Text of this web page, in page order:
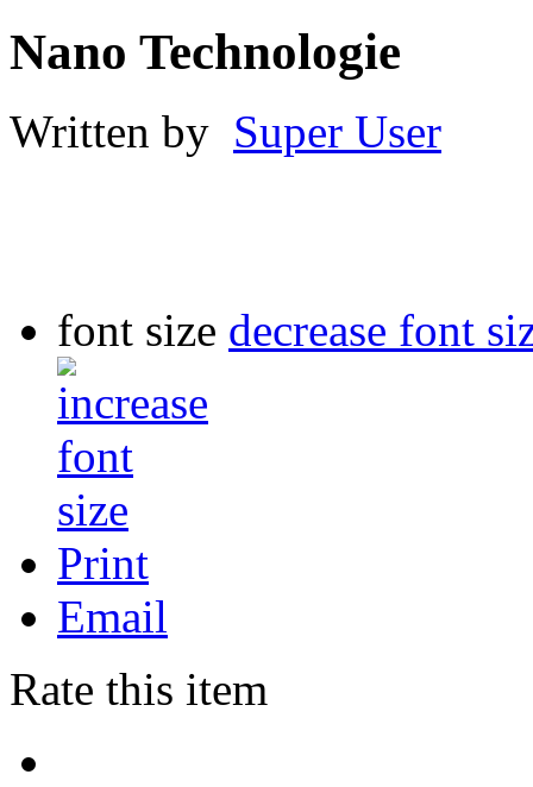
Nano Technologie
Written by Super User
font size decrease font
Print
Email
Rate this item